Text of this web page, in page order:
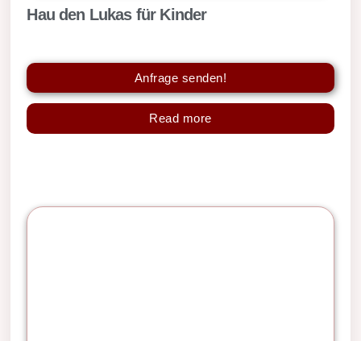
Hau den Lukas für Kinder
Anfrage senden!
Read more